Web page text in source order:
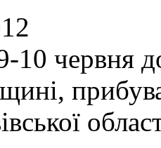
10 червня